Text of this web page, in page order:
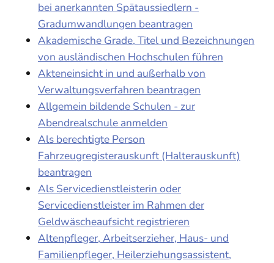
bei anerkannten Spätaussiedlern -
Gradumwandlungen beantragen
Akademische Grade, Titel und Bezeichnungen
von ausländischen Hochschulen führen
Akteneinsicht in und außerhalb von
Verwaltungsverfahren beantragen
Allgemein bildende Schulen - zur
Abendrealschule anmelden
Als berechtigte Person
Fahrzeugregisterauskunft (Halterauskunft)
beantragen
Als Servicedienstleisterin oder
Servicedienstleister im Rahmen der
Geldwäscheaufsicht registrieren
Altenpfleger, Arbeitserzieher, Haus- und
Familienpfleger, Heilerziehungsassistent,